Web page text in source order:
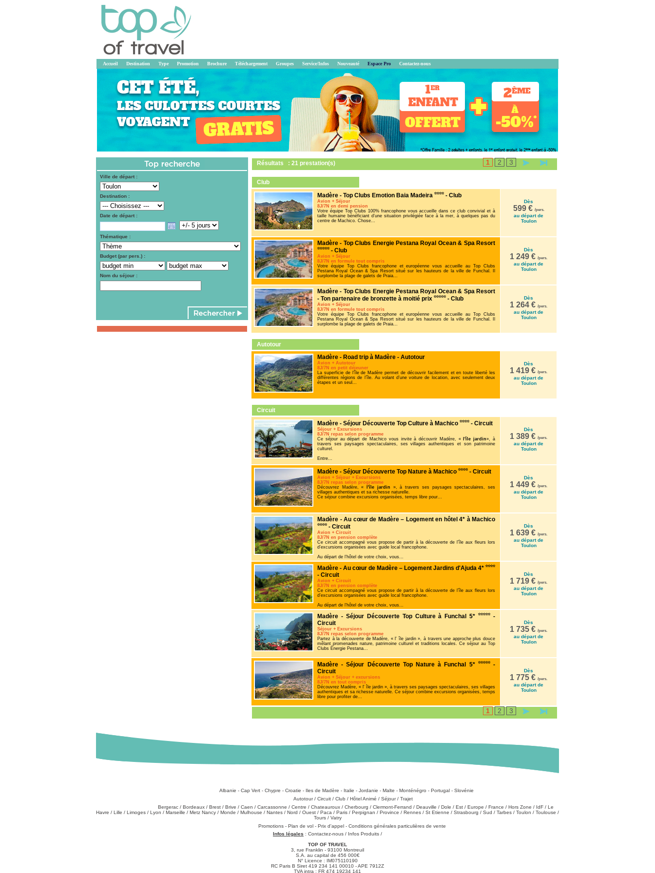
Accueil Destination Type Promotion Brochure Téléchargement Groupes Service/Infos Nouveauté Espace Pro Contactez-nous
Ville de départ :
Destination :
Date de départ :
Thématique :
Budget (par pers.) :
Nom du séjour :
Résultats : 21 prestation(s) 1 2 3
Club
Madère - Top Clubs Emotion Baia Madeira
- Club
Avion + Séjour
8J/7N en demi pension
Votre équipe Top Clubs 100% francophone vous accueille dans ce club convivial et à
taille humaine bénéficiant d’une situation privilégiée face à la mer, à quelques pas du
centre de Machico. Chose...
Dès
599 € /pers.
au départ de
Toulon
Madère - Top Clubs Energie Pestana Royal Ocean & Spa Resort
- Club
Avion + Séjour
8J/7N en formule tout compris
Votre équipe Top Clubs francophone et européenne vous accueille au Top Clubs
Pestana Royal Ocean & Spa Resort situé sur les hauteurs de la ville de Funchal. Il
surplombe la plage de galets de Praia...
Dès
1 249 € /pers.
au départ de
Toulon
Madère - Top Clubs Energie Pestana Royal Ocean & Spa Resort
- Ton partenaire de bronzette à moitié prix
- Club
Avion + Séjour
8J/7N en formule tout compris
Votre équipe Top Clubs francophone et européenne vous accueille au Top Clubs
Pestana Royal Ocean & Spa Resort situé sur les hauteurs de la ville de Funchal. Il
surplombe la plage de galets de Praia...
Dès
1 264 € /pers.
au départ de
Toulon
Autotour
Madère - Road trip à Madère - Autotour
Avion + Autotour
8J/7N en petit déjeuner
La superficie de l’île de Madère permet de découvrir facilement et en toute liberté les
différentes régions de l’île. Au volant d’une voiture de location, avec seulement deux
étapes et un seul...
Dès
1 419 € /pers.
au départ de
Toulon
Circuit
Madère - Séjour Découverte Top Culture à Machico
- Circuit
Séjour + Excursions
8J/7N repas selon programme
Ce séjour au départ de Machico vous invite à découvrir Madère, «
l'île jardin», à
travers ses paysages spectaculaires, ses villages authentiques et son patrimoine
culturel.
Entre...
Dès
1 389 € /pers.
au départ de
Toulon
Madère - Séjour Découverte Top Nature à Machico - Circuit
Avion + Séjour + Excursions
8J/7N repas selon programme
Découvrez Madère, «
l'île jardin », à travers ses paysages spectaculaires, ses
villages authentiques et sa richesse naturelle.
Ce séjour combine excursions organisées, temps libre pour...
Dès
1 449 € /pers.
au départ de
Toulon
Madère - Au cœur de Madère – Logement en hôtel 4* à Machico
- Circuit
Avion + Circuit
8J/7N en pension complète
Ce circuit accompagné vous propose de partir à la découverte de l’île aux fleurs lors
d’excursions organisées avec guide local francophone.
Au départ de l’hôtel de votre choix, vous...
Dès
1 639 € /pers.
au départ de
Toulon
Madère - Au cœur de Madère – Logement Jardins d'Ajuda 4*
- Circuit
Avion + Circuit
8J/7N en pension complète
Ce circuit accompagné vous propose de partir à la découverte de l’île aux fleurs lors
d’excursions organisées avec guide local francophone.
Au départ de l’hôtel de votre choix, vous...
Dès
1 719 € /pers.
au départ de
Toulon
Madère - Séjour Découverte Top Culture à Funchal 5*
-
Circuit
Séjour + Excursions
8J/7N repas selon programme
Partez à la découverte de Madère, « l' île jardin », à travers une approche plus douce
mêlant promenades nature, patrimoine culturel et traditions locales. Ce séjour au Top
Clubs Énergie Pestana...
Dès
1 735 € /pers.
au départ de
Toulon
Madère - Séjour Découverte Top Nature à Funchal 5*
-
Circuit
Avion + Séjour + excursions
8J/7N en tout compris
Découvrez Madère, « l' île jardin », à travers ses paysages spectaculaires, ses villages
authentiques et sa richesse naturelle. Ce séjour combine excursions organisées, temps
libre pour profiter de...
Dès
1 775 € /pers.
au départ de
Toulon
1 2 3
Albanie - Cap Vert- Chypre - Croatie - Iles de Madère - Italie - Jordanie - Malte - Monténégro - Portugal- Slovénie
Autotour/ Circuit / Club / Hôtel Animé / Séjour/ Trajet
Bergerac / Bordeaux / Brest / Brive / Caen / Carcassonne / Centre / Chateauroux / Cherbourg / Clermont-Ferrand / Deauville / Dole / Est / Europe / France / Hors Zone / IdF / Le
Havre / Lille / Limoges / Lyon / Marseille / Metz Nancy / Monde / Mulhouse / Nantes / Nord / Ouest / Paca / Paris / Perpignan / Province / Rennes / St Etienne / Strasbourg / Sud / Tarbes / Toulon / Toulouse /
Tours/ Vatry
Promotions - Plan de vol - Prix d'appel - Conditions générales particulières de vente
Infos légales : Contactez-nous / Infos Produits /
TOP OF TRAVEL
3, rue Franklin - 93100 Montreuil
S.A. au capital de 456 000€
N° Licence : IM075110190
RC Paris B Siret 419 234 141 00010 - APE 7912Z
TVA intra : FR 474 19234 141